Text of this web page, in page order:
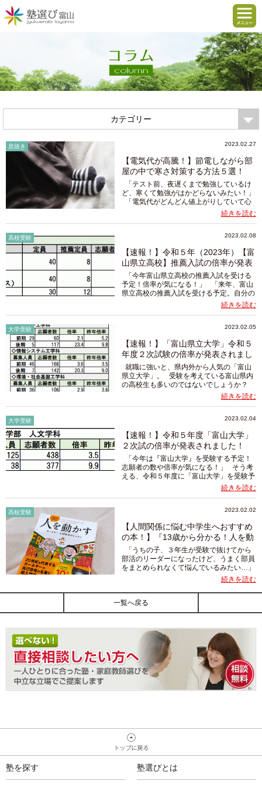
カテゴリー
息抜き 2023.02.27
【電気代が高騰！】節電しながら部
屋の中で寒さ対策する方法５選！
「テスト前、夜遅くまで勉強しているけ
ど、寒くて勉強がはかどらないみたい！」
「電気代がどんどん値上がりしていて心
配！少しでも節約したい！」 高騰する電
気代に頭を悩ませている親御さん、いらっ
続きを読む
高校受験 2023.02.08
【速報！】令和５年（2023年）【富
山県立高校】推薦入試の倍率が発表
され...
「今年富山県立高校の推薦入試を受ける
予定！倍率が気になる！」 「来年、富山
県立高校の推薦入試を受ける予定。自分の
志望校の今年の倍率はどうなっているのだ
ろう？」 今年受験予定のかたも、来年に
続きを読む
大学受験 2023.02.05
【速報！】「富山県立大学」令和５
年度２次試験の倍率が発表されまし
た！...
就職に強いと、県内外から人気の「富山
県立大学」。 受験を考えている富山県内
の高校生も多いのではないでしょうか？
こんにちは、お子さんにぴったりの学習
塾・個別指導塾をご紹介する「塾選び富
続きを読む
大学受験 2023.02.04
【速報！】令和５年度「富山大学」
２次試の倍率が発表されました！
【志願...
「今年は『富山大学』を受験する予定！
志願者の数や倍率が気になる！」 そう考
える、令和５年度に「富山大学」を受験予
定の高校生の皆様、いよいよ本番ですね！
こんにちは、お子さんにぴったりの学習
続きを読む
高校受験 2023.02.02
【人間関係に悩む中学生へおすすめ
の本！】『13歳から分かる！人を動
かす...
「うちの子、３年生が受験で抜けてから
部活のリーダーになったけど、うまく部員
をまとめられなくて悩んでいるみたい…」
大役をまかされた子どもが部員とうまく
いかず、落ち込んでいる様子を見ると心配
になってしまいますね。 ...
続きを読む
一覧へ戻る
塾を探す 塾選びとは